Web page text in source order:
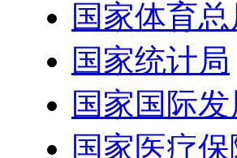
国家体育总
国家统计局
国家国际
国家医疗保